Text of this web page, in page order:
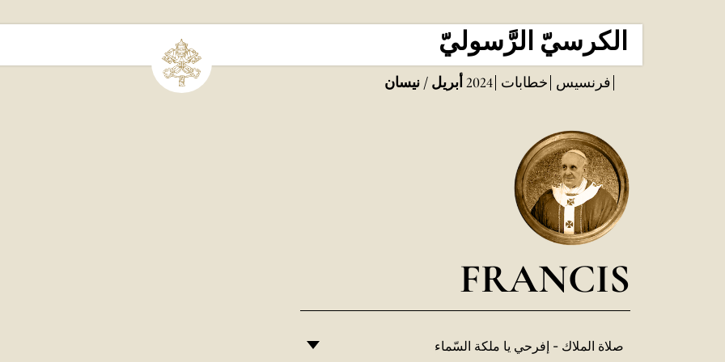
الكرسيّ الرَّسوليّ
فرنسيس خطابات 2024 أبريل / نيسان
FRANCIS
صلاة الملاك - إفرحي يا ملكة السّماء